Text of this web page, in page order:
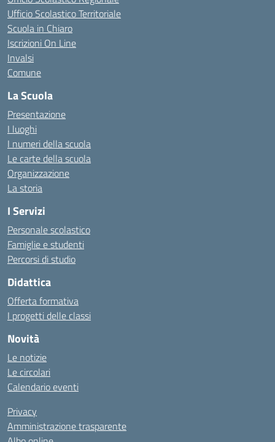
Ufficio Scolastico Territoriale
Scuola in Chiaro
Iscrizioni On Line
Invalsi
Comune
La Scuola
Presentazione
I luoghi
I numeri della scuola
Le carte della scuola
Organizzazione
La storia
I Servizi
Personale scolastico
Famiglie e studenti
Percorsi di studio
Didattica
Offerta formativa
I progetti delle classi
Novità
Le notizie
Le circolari
Calendario eventi
Privacy
Amministrazione trasparente